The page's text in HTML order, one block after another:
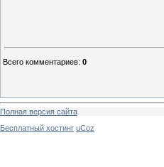
Всего комментариев: 0
Полная версия сайта
Бесплатный хостинг uCoz